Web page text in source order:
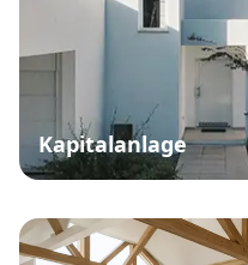
Kapitalanlage